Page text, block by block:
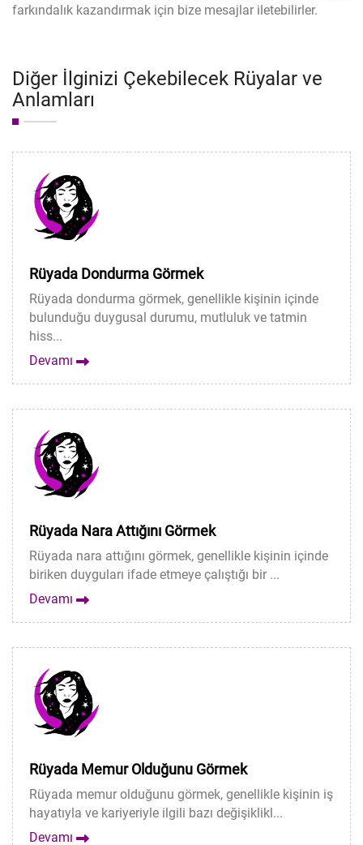
farkındalık kazandırmak için bize mesajlar iletebilirler.
Diğer İlginizi Çekebilecek Rüyalar ve
Anlamları
Rüyada Dondurma Görmek
Rüyada dondurma görmek, genellikle kişinin içinde
bulunduğu duygusal durumu, mutluluk ve tatmin
hiss...
Devamı
Rüyada Nara Attığını Görmek
Rüyada nara attığını görmek, genellikle kişinin içinde
biriken duyguları ifade etmeye çalıştığı bir ...
Devamı
Rüyada Memur Olduğunu Görmek
Rüyada memur olduğunu görmek, genellikle kişinin iş
hayatıyla ve kariyeriyle ilgili bazı değişiklikl...
Devamı